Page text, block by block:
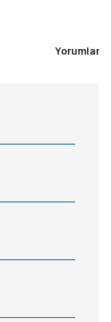
Yorumlar